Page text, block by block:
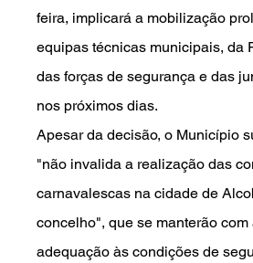
feira, implicará a mobilização
equipas técnicas municipais, da
das forças de segurança e das
nos próximos dias.
Apesar da decisão, o Município
"não invalida a realização das
carnavalescas na cidade de
concelho", que se manterão
adequação às condições de